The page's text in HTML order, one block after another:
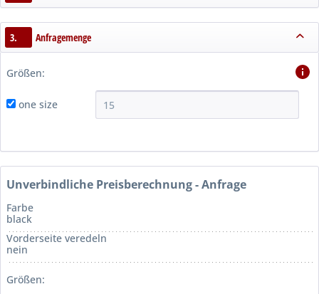
3. Anfragemenge
Größen:
one size
Unverbindliche Preisberechnung - Anfrage
Farbe
black
Vorderseite veredeln
nein
Größen: